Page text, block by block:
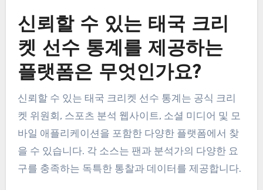
신뢰할 수 있는 태국 크리
켓 선수 통계를 제공하는
플랫폼은 무엇인가요?
신뢰할 수 있는 태국 크리켓 선수 통계는 공식 크리
켓 위원회, 스포츠 분석 웹사이트, 소셜 미디어 및 모
바일 애플리케이션을 포함한 다양한 플랫폼에서 찾
을 수 있습니다. 각 소스는 팬과 분석가의 다양한 요
구를 충족하는 독특한 통찰과 데이터를 제공합니다.